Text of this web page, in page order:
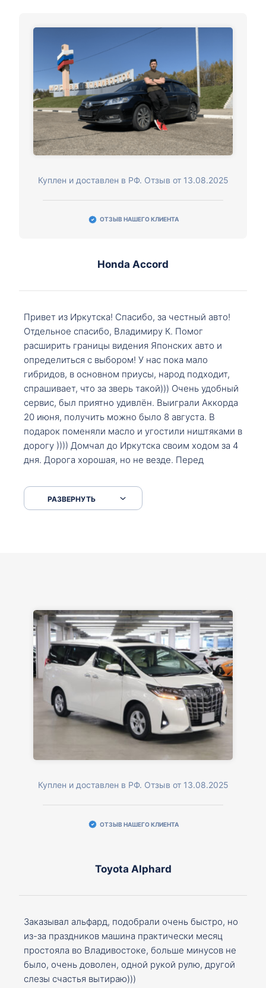
Куплен и доставлен в РФ. Отзыв от 13.08.2025
ОТЗЫВ НАШЕГО КЛИЕНТА
Honda Accord
Привет из Иркутска! Спасибо, за честный авто!
Отдельное спасибо, Владимиру К. Помог
расширить границы видения Японских авто и
определиться с выбором! У нас пока мало
гибридов, в основном приусы, народ подходит,
спрашивает, что за зверь такой))) Очень удобный
сервис, был приятно удивлён. Выиграли Аккорда
20 июня, получить можно было 8 августа. В
подарок поменяли масло и угостили ништяками в
дорогу )))) Домчал до Иркутска своим ходом за 4
дня. Дорога хорошая, но не везде. Перед
серпантинах по пути следования.
РАЗВЕРНУТЬ
Куплен и доставлен в РФ. Отзыв от 13.08.2025
ОТЗЫВ НАШЕГО КЛИЕНТА
Toyota Alphard
Заказывал альфард, подобрали очень быстро, но
из-за праздников машина практически месяц
простояла во Владивостоке, больше минусов не
было, очень доволен, одной рукой рулю, другой
слезы счастья вытираю)))